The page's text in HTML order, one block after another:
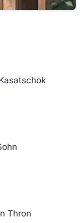
Thron